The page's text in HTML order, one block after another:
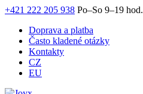
+421 222 205 938 Po–So 9–19 hod.
Doprava a platba
Často kladené otázky
Kontakty
CZ
EU